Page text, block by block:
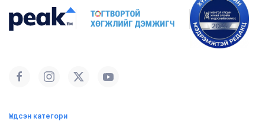
Үндсэн категори